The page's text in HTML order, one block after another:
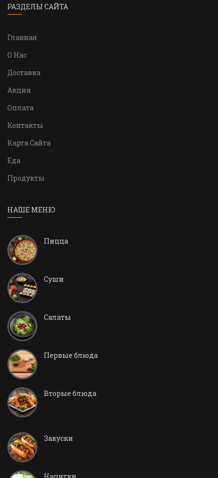
РАЗДЕЛЫ САЙТА
Главная
О Нас
Доставка
Акции
Оплата
Контакты
Карта Сайта
Еда
Продукты
НАШЕ МЕНЮ
Пицца
Суши
Салаты
Первые блюда
Вторые блюда
Закуски